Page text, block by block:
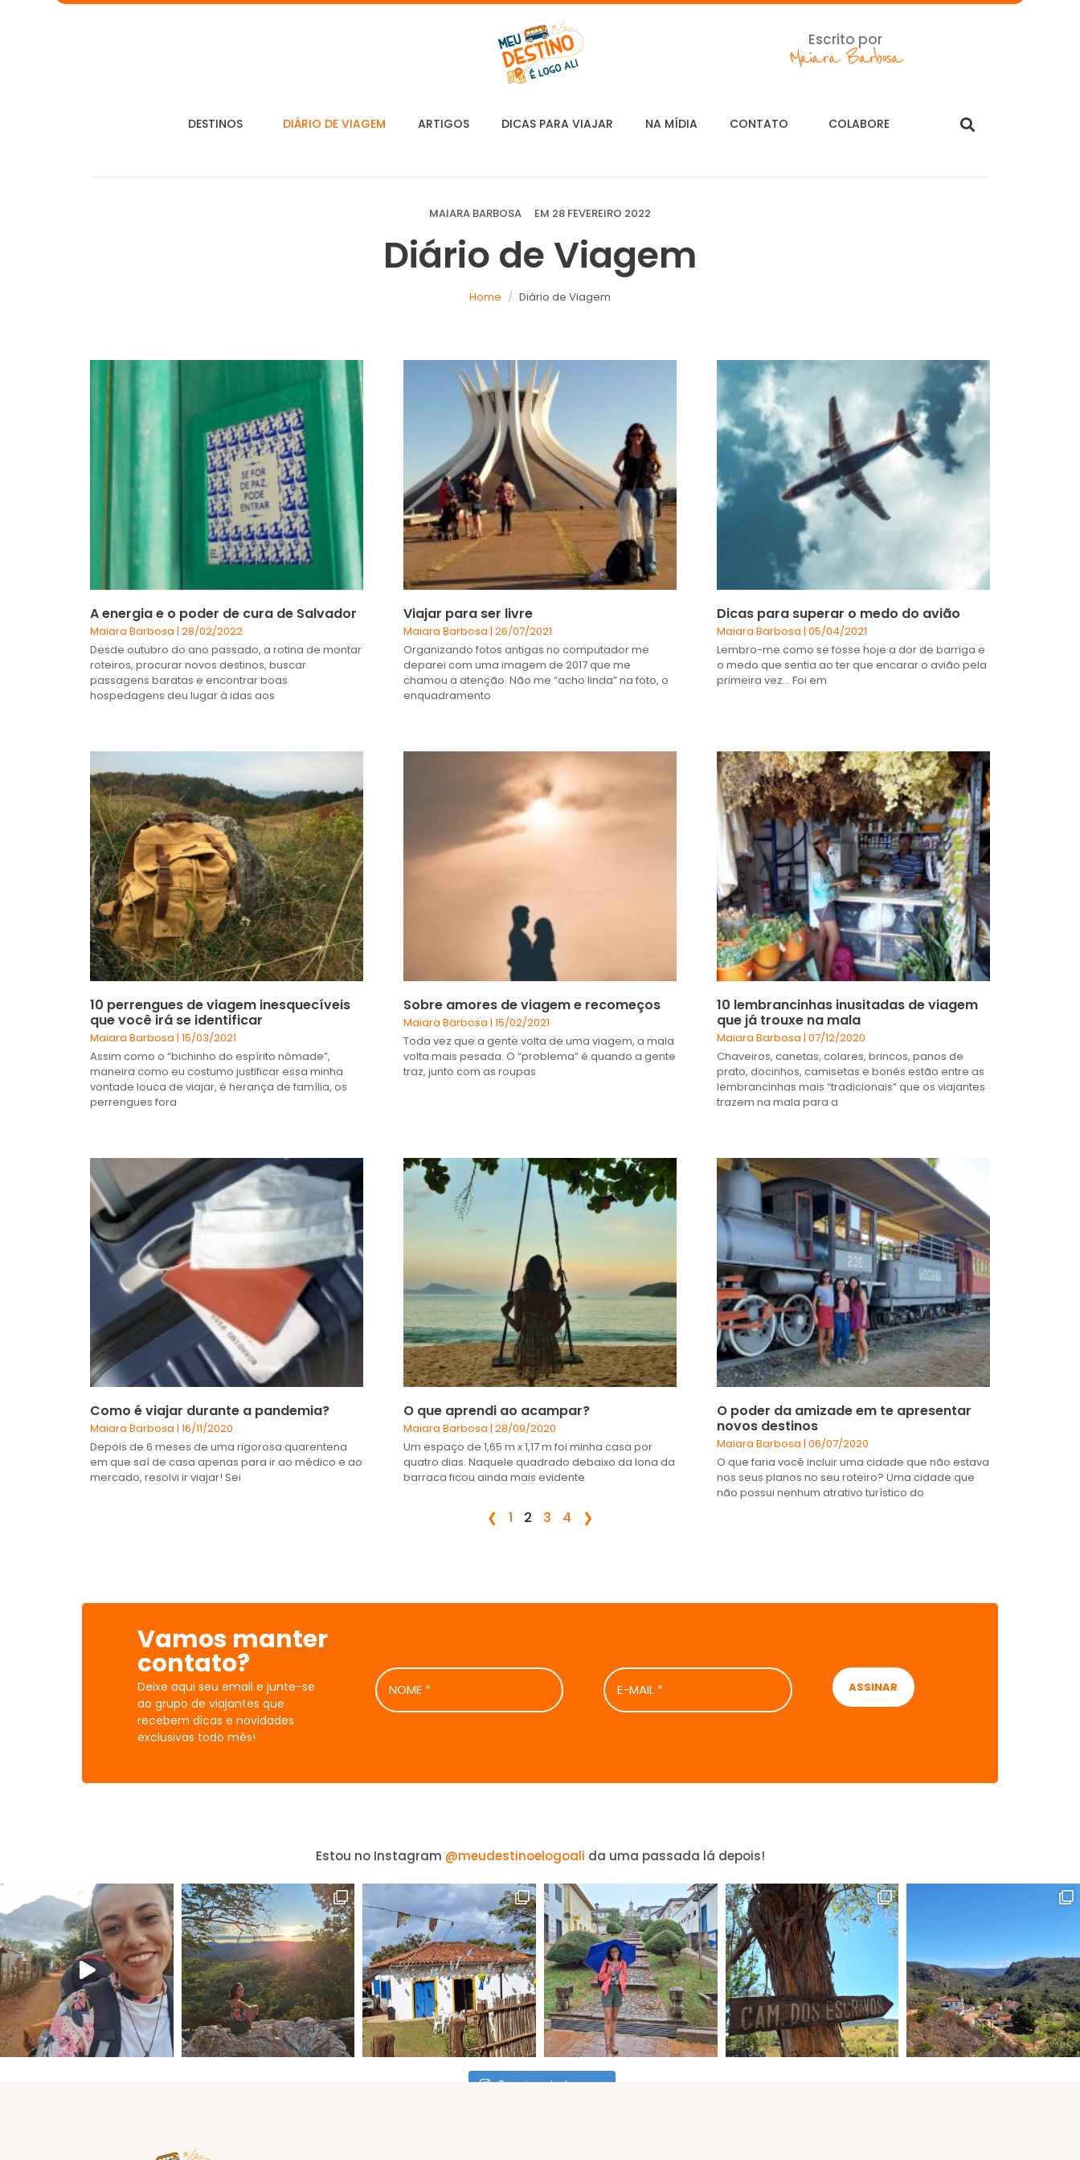
Escrito por
Maiara Barbosa
DESTINOS DIÁRIO DE VIAGEM ARTIGOS DICAS PARA VIAJAR NA MÍDIA CONTATO COLABORE
MAIARA BARBOSA EM 28 FEVEREIRO 2022
Diário de Viagem
Home Diário de Viagem
A energia e o poder de cura de Salvador
Maiara Barbosa 28/02/2022
Desde outubro do ano passado, a rotina de montar
roteiros, procurar novos destinos, buscar
passagens baratas e encontrar boas
hospedagens deu lugar à idas aos
Viajar para ser livre
Maiara Barbosa 26/07/2021
Organizando fotos antigas no computador me
deparei com uma imagem de 2017 que me
chamou a atenção. Não me “acho linda” na foto, o
enquadramento
Dicas para superar o medo do avião
Maiara Barbosa 05/04/2021
Lembro-me como se fosse hoje a dor de barriga e
o medo que sentia ao ter que encarar o avião pela
primeira vez… Foi em
10 perrengues de viagem inesquecíveis
que você irá se identificar
Maiara Barbosa 15/03/2021
Assim como o “bichinho do espírito nômade”,
maneira como eu costumo justificar essa minha
vontade louca de viajar, é herança de família, os
perrengues fora
Sobre amores de viagem e recomeços
Maiara Barbosa 15/02/2021
Toda vez que a gente volta de uma viagem, a mala
volta mais pesada. O “problema” é quando a gente
traz, junto com as roupas
10 lembrancinhas inusitadas de viagem
que já trouxe na mala
Maiara Barbosa 07/12/2020
Chaveiros, canetas, colares, brincos, panos de
prato, docinhos, camisetas e bonés estão entre as
lembrancinhas mais “tradicionais” que os viajantes
trazem na mala para a
Como é viajar durante a pandemia?
Maiara Barbosa 16/11/2020
Depois de 6 meses de uma rigorosa quarentena
em que saí de casa apenas para ir ao médico e ao
mercado, resolvi ir viajar! Sei
O que aprendi ao acampar?
Maiara Barbosa 28/09/2020
Um espaço de 1,65 m x 1,17 m foi minha casa por
quatro dias. Naquele quadrado debaixo da lona da
barraca ficou ainda mais evidente
O poder da amizade em te apresentar
novos destinos
Maiara Barbosa 06/07/2020
O que faria você incluir uma cidade que não estava
nos seus planos no seu roteiro? Uma cidade que
não possui nenhum atrativo turístico do
❮ 1 2 3 4 ❯
Vamos manter
contato?
Deixe aqui seu email e junte-se
ao grupo de viajantes que
recebem dicas e novidades
exclusivas todo mês!
NOME
*
E-
MAIL
*
Estou no Instagram @meudestinoelogoali da uma passada lá depois!
Seguir no Instagram